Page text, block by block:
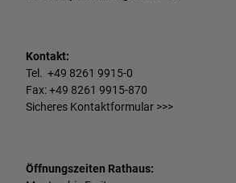
Kontakt:
Tel. +49 8261 9915-0
Fax: +49 8261 9915-870
Sicheres Kontaktformular >>>
Öffnungszeiten Rathaus: